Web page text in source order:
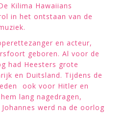
Kilima Hawaiians
in het ontstaan van de
en acteur,
geboren. Al voor de
had Heesters grote
en Duitsland. Tijdens de
 ook voor Hitler en
lang nagedragen,
werd na de oorlog